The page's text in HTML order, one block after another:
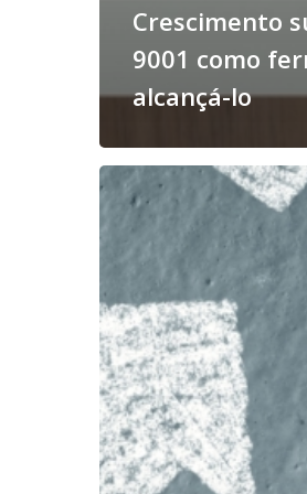
Crescimento
9001 como
alcançá-lo